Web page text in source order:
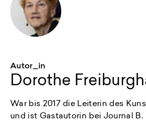
Autor_in
Dorothe
War bis 2017 die Leiterin des
und ist Gastautorin bei Journal B.